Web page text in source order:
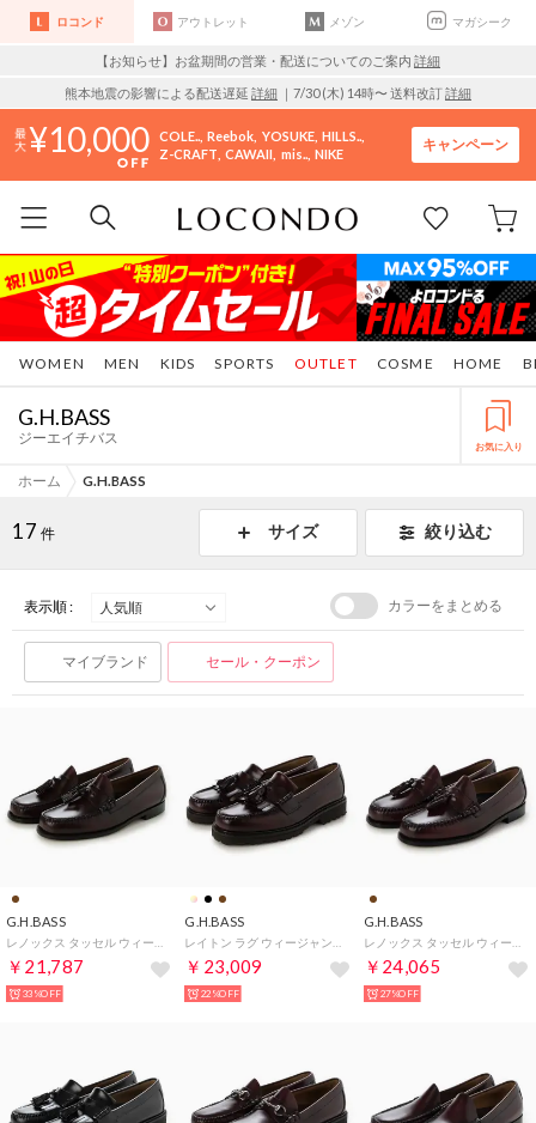
ロコンド アウトレット メゾン マガシーク
【お知らせ】お盆期間の営業・配送についてのご案内 詳細
熊本地震の影響による配送遅延 詳細 ｜7/30 (木) 14時〜 送料改訂詳細
10,000 COLE.. Reebok YOSUKE HILLS..
Z-CRAFT CAWAII mis.. NIKE
キャンペーン
WOMEN MEN KIDS SPORTS COSME HOME
OUTLET
G.H.BASS
ジーエイチバス お気に入り
ホーム G.H.BASS
17 件 サイズ 絞り込む
表示順 : カラーをまとめる
マイブランド セール・クーポン
G.H.BASS
￥21,787
33%OFF
G.H.BASS
￥23,009
22%OFF
G.H.BASS
￥24,065
27%OFF